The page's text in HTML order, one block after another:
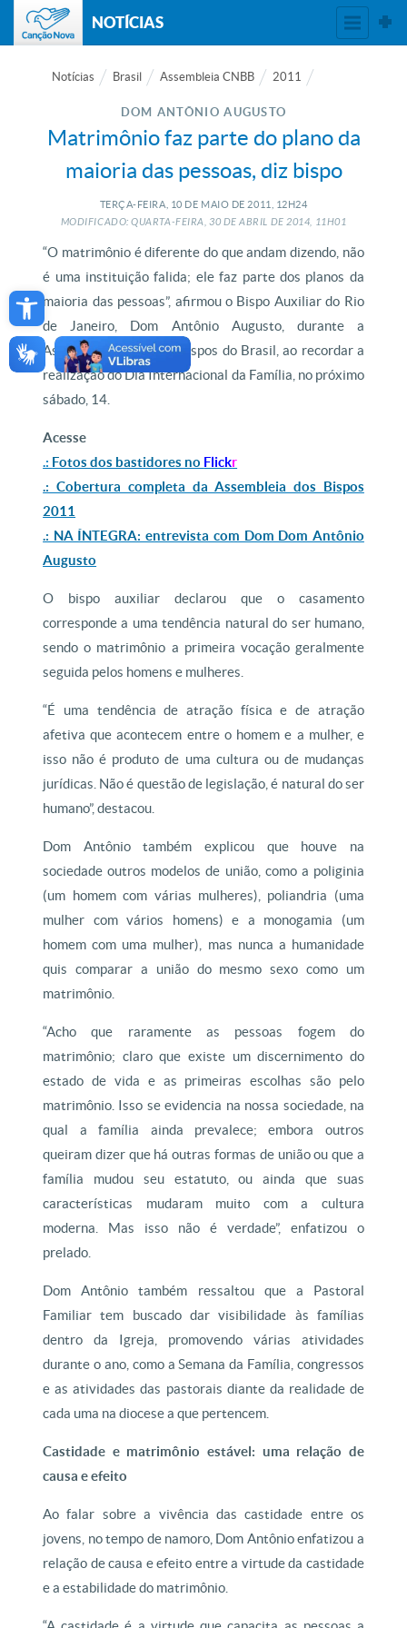
Open toolbar
NOTÍCIAS
Notícias Brasil Assembleia CNBB 2011
DOM ANTÔNIO AUGUSTO
Matrimônio faz parte do plano da
maioria das pessoas, diz bispo
TERÇA-FEIRA, 10 DE MAIO DE 2011, 12H24
MODIFICADO: QUARTA-FEIRA, 30 DEABRIL DE2014, 11H01
“O matrimônio é diferente do que andam dizendo, não
é uma instituição falida; ele faz parte dos planos da
maioria das pessoas”, afirmou o Bispo Auxiliar do Rio
de Janeiro, Dom Antônio Augusto, durante a
Assembleia Geral dos Bispos do Brasil, ao recordar a
realização do Dia Internacional da Família, no próximo
sábado, 14.
Acesse
.: Fotos dos bastidores no Flickr
.: Cobertura completa da Assembleia dos Bispos
2011
.: NA ÍNTEGRA: entrevista com Dom Dom Antônio
Augusto
O bispo auxiliar declarou que o casamento
corresponde a uma tendência natural do ser humano,
sendo o matrimônio a primeira vocação geralmente
seguida pelos homens e mulheres.
“É uma tendência de atração física e de atração
afetiva que acontecem entre o homem e a mulher, e
isso não é produto de uma cultura ou de mudanças
jurídicas. Não é questão de legislação, é natural do ser
humano”, destacou.
Dom Antônio também explicou que houve na
sociedade outros modelos de união, como a poliginia
(um homem com várias mulheres), poliandria (uma
mulher com vários homens) e a monogamia (um
homem com uma mulher), mas nunca a humanidade
quis comparar a união do mesmo sexo como um
matrimônio.
“Acho que raramente as pessoas fogem do
matrimônio; claro que existe um discernimento do
estado de vida e as primeiras escolhas são pelo
matrimônio. Isso se evidencia na nossa sociedade, na
qual a família ainda prevalece; embora outros
queiram dizer que há outras formas de união ou que a
família mudou seu estatuto, ou ainda que suas
características mudaram muito com a cultura
moderna. Mas isso não é verdade”, enfatizou o
prelado.
Dom Antônio também ressaltou que a Pastoral
Familiar tem buscado dar visibilidade às famílias
dentro da Igreja, promovendo várias atividades
durante o ano, como a Semana da Família, congressos
e as atividades das pastorais diante da realidade de
cada uma na diocese a que pertencem.
Castidade e matrimônio estável: uma relação de
causa e efeito
Ao falar sobre a vivência das castidade entre os
jovens, no tempo de namoro, Dom Antônio enfatizou a
relação de causa e efeito entre a virtude da castidade
e a estabilidade do matrimônio.